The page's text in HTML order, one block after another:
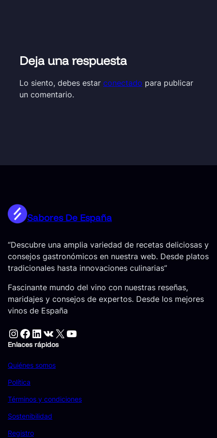
Deja una respuesta
Lo siento, debes estar conectado para publicar
un comentario.
Sabores De España
“Descubre una amplia variedad de recetas deliciosas y
consejos gastronómicos en nuestra web. Desde platos
tradicionales hasta innovaciones culinarias”
Fascinante mundo del vino con nuestras reseñas,
maridajes y consejos de expertos. Desde los mejores
vinos de España
Instagram Facebook LinkedIn VK X YouTube
Enlaces rápidos
Quiénes somos
Política
Términos y condiciones
Sostenibilidad
Registro